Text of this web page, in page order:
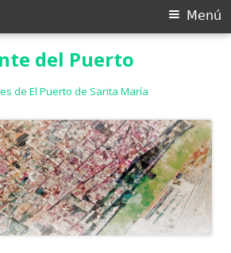
del Puerto
de El Puerto de Santa María
Menú